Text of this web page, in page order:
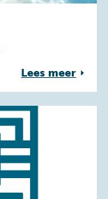
Lees meer